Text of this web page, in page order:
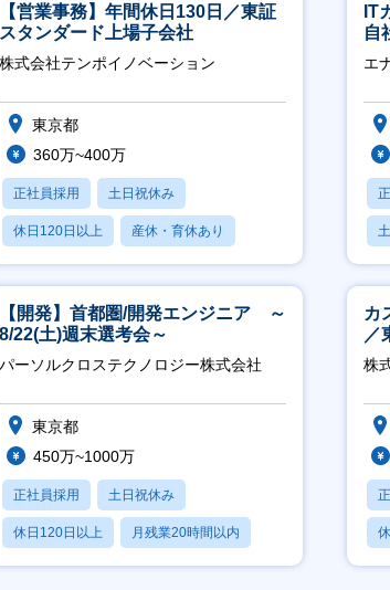
【営業事務】年間休日130日／東証
スタンダード上場子会社
株式会社テンポイノベーション
東京都
360万~400万
正社員採用 土日祝休み
休日120日以上 産休・育休あり
賞与あり
IT
自
エ
【開発】首都圏/開発エンジニア ～
8/22(土)週末選考会～
パーソルクロステクノロジー株式会社
東京都
450万~1000万
正社員採用 土日祝休み
休日120日以上 月残業20時間以内
賞与あり
カ
／
株